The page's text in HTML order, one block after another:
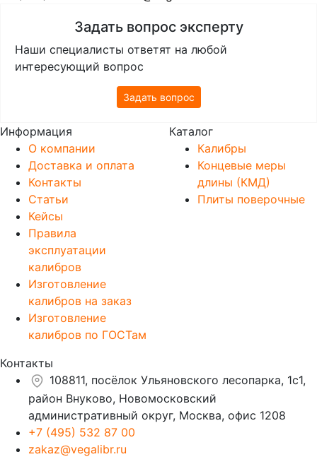
Задать вопрос эксперту
Наши специалисты ответят на любой
интересующий вопрос
Задать вопрос
Информация
О компании
Доставка и оплата
Контакты
Статьи
Кейсы
Правила
эксплуатации
калибров
Изготовление
калибров на заказ
Изготовление
калибров по ГОСТам
Каталог
Калибры
Концевые меры
длины (КМД)
Плиты поверочные
Контакты
108811, посёлок Ульяновского лесопарка, 1с1,
район Внуково, Новомосковский
административный округ, Москва, офис 1208
+7 (495) 532 87 00
zakaz@vegalibr.ru